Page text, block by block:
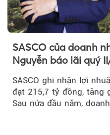
SASCO của doanh
Nguyễn báo lãi quý
SASCO ghi nhận lợi
đạt 215,7 tỷ đồng, tăng
Sau nửa đầu năm,